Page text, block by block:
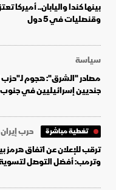
بينها كندا واليابان.. أميركا
وقنصليات في 5 دول
سياسة
مصادر "الشرق": هجوم لـ"حزب
جنديين إسرائيليين في جنوب
تغطية مباشرة
حرب إيران
ترقب للإعلان عن اتفاق هرمز
وترمب: أفضل التوصل